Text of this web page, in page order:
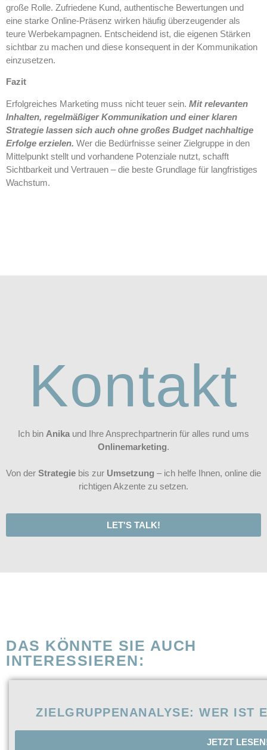
große Rolle. Zufriedene Kund, authentische Bewertungen und
eine starke Online-Präsenz wirken häufig überzeugender als
teure Werbekampagnen. Entscheidend ist, die eigenen Stärken
sichtbar zu machen und diese konsequent in der Kommunikation
einzusetzen.
Fazit
Erfolgreiches Marketing muss nicht teuer sein. Mit relevanten
Inhalten, regelmäßiger Kommunikation und einer klaren
Strategie lassen sich auch ohne großes Budget nachhaltige
Erfolge erzielen. Wer die Bedürfnisse seiner Zielgruppe in den
Mittelpunkt stellt und vorhandene Potenziale nutzt, schafft
Sichtbarkeit und Vertrauen – die beste Grundlage für langfristiges
Wachstum.
Kontakt
Ich bin Anika und Ihre Ansprechpartnerin für alles rund ums
Onlinemarketing.
Von der Strategie bis zur Umsetzung – ich helfe Ihnen, online die
richtigen Akzente zu setzen.
LET'S TALK!
DAS KÖNNTE SIE AUCH
INTERESSIEREN:
ZIELGRUPPENANALYSE: WER IST
JETZT